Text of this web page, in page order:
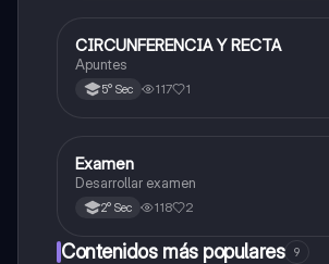
Matemáticas
CIRCUNFERENCIA Y RECTA
Apuntes
5° Sec 117 1
Matemáticas
Examen
Desarrollar examen
2° Sec 118 2
Contenidos más populares 9